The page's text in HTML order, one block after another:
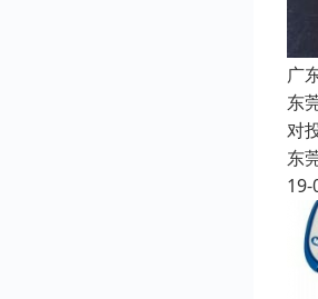
广
东
对
东
19-